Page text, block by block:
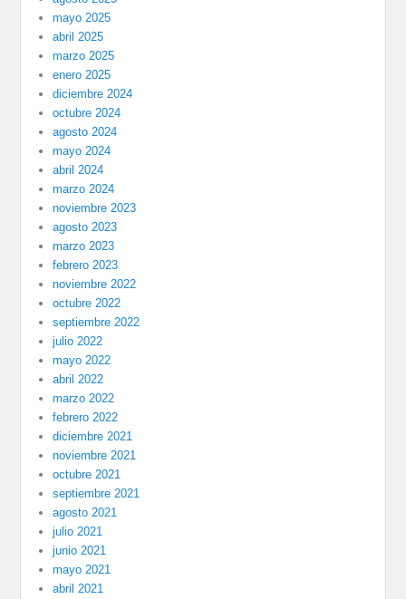
mayo 2025
abril 2025
marzo 2025
enero 2025
diciembre 2024
octubre 2024
agosto 2024
mayo 2024
abril 2024
marzo 2024
noviembre 2023
agosto 2023
marzo 2023
febrero 2023
noviembre 2022
octubre 2022
septiembre 2022
julio 2022
mayo 2022
abril 2022
marzo 2022
febrero 2022
diciembre 2021
noviembre 2021
octubre 2021
septiembre 2021
agosto 2021
julio 2021
junio 2021
mayo 2021
abril 2021